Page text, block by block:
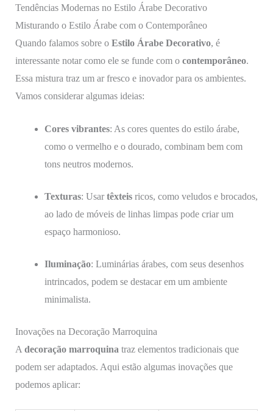
Tendências Modernas no Estilo Árabe Decorativo
Misturando o Estilo Árabe com o Contemporâneo
Quando falamos sobre o Estilo Árabe Decorativo, é
interessante notar como ele se funde com o contemporâneo.
Essa mistura traz um ar fresco e inovador para os ambientes.
Vamos considerar algumas ideias:
Cores vibrantes: As cores quentes do estilo árabe,
como o vermelho e o dourado, combinam bem com
tons neutros modernos.
Texturas: Usar têxteisricos, como veludos e brocados,
ao lado de móveis de linhas limpas pode criar um
espaço harmonioso.
Iluminação: Luminárias árabes, com seus desenhos
intrincados, podem se destacar em um ambiente
minimalista.
Inovações na Decoração Marroquina
A decoração marroquina traz elementos tradicionais que
podem ser adaptados. Aqui estão algumas inovações que
podemos aplicar: